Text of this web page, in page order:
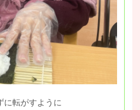
に転がすように